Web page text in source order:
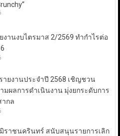
งานงบไตรมาส 2/2569 ทำกำไรต่อ
ายงานประจำปี 2568 เชิญชวน
ผลการดำเนินงาน มุ่งยกระดับการ
กล
ราชนครินทร์ สนับสนุนรายการเลิก